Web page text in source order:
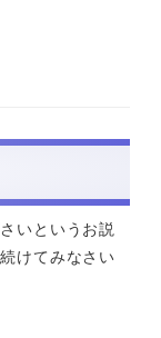
いというお説
けてみなさい